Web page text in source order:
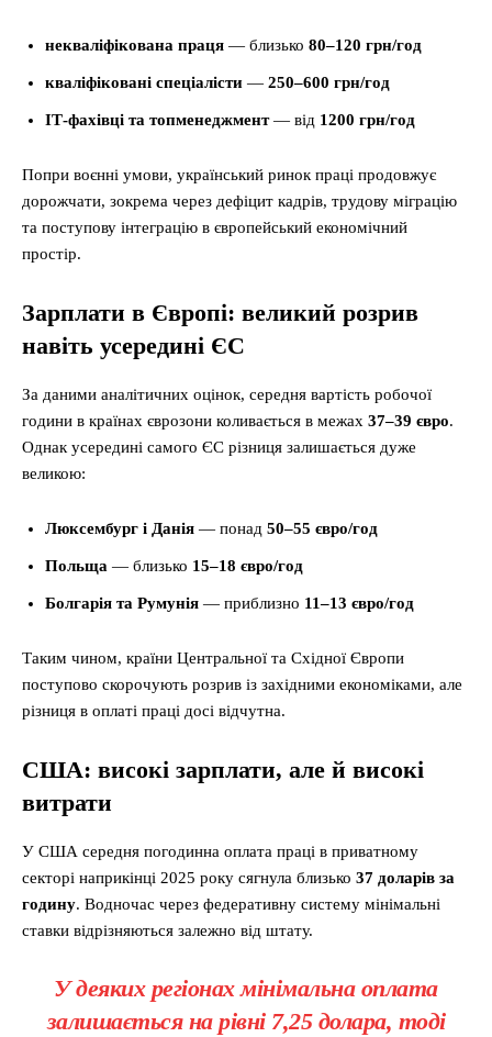
некваліфікована праця — близько 80–120 грн/год
кваліфіковані спеціалісти — 250–600 грн/год
ІТ-фахівці та топменеджмент— від 1200 грн/год
Попри воєнні умови, український ринок праці продовжує
дорожчати, зокрема через дефіцит кадрів, трудову міграцію
та поступову інтеграцію в європейський економічний
простір.
Зарплати в Європі: великий розрив
навіть усередині ЄС
За даними аналітичних оцінок, середня вартість робочої
години в країнах єврозони коливається в межах 37–39 євро.
Однак усередині самого ЄС різниця залишається дуже
великою:
Люксембург і Данія — понад 50–55 євро/год
Польща — близько 15–18 євро/год
Болгарія та Румунія — приблизно 11–13 євро/год
Таким чином, країни Центральної та Східної Європи
поступово скорочують розрив із західними економіками, але
різниця в оплаті праці досі відчутна.
США: високі зарплати, але й високі
витрати
У США середня погодинна оплата праці в приватному
секторі наприкінці 2025 року сягнула близько 37 доларів за
годину. Водночас через федеративну систему мінімальні
ставки відрізняються залежно від штату.
У деяких регіонах мінімальна оплата
залишається на рівні 7,25 долара, тоді